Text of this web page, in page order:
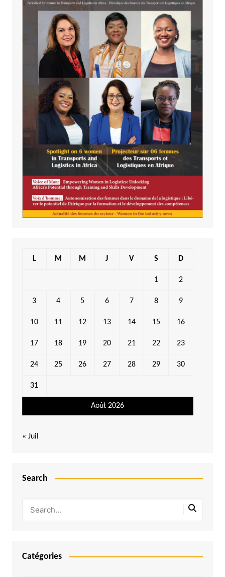
Août 2026
L M M J V S D
1 2
3 4 5 6 7 8 9
10 11 12 13 14 15 16
17 18 19 20 21 22 23
24 25 26 27 28 29 30
31
« Juil
Search
Catégories